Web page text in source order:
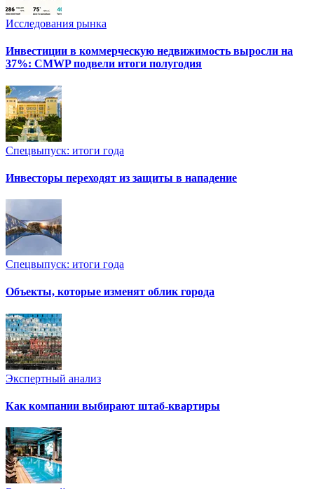
Исследования рынка
Инвестиции в коммерческую недвижимость выросли на
37%: CMWP подвели итоги полугодия
Спецвыпуск: итоги года
Инвесторы переходят из защиты в нападение
Спецвыпуск: итоги года
Объекты, которые изменят облик города
Экспертный анализ
Как компании выбирают штаб-квартиры